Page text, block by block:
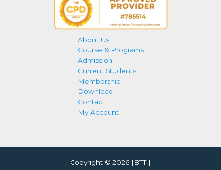
About Us
Course & Programs
Admission
Current Students
Membership
Download
Contact
My Account
Copyright © 2026 [BTTI]